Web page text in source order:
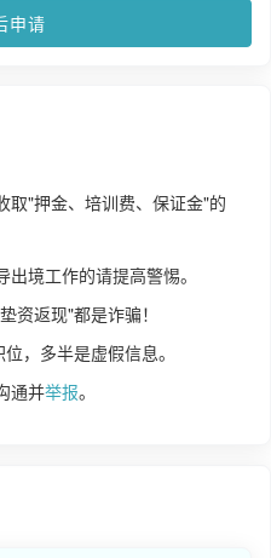
申请
取"押金、培训费、保证金"的
境工作的请提高警惕。
资返现"都是诈骗！
，多半是虚假信息。
通并举报。